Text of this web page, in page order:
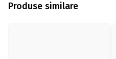
Produse similare